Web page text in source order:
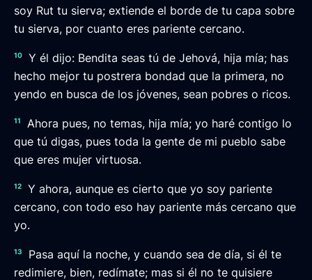
soy Rut tu sierva; extiende el borde de tu capa sobre
tu sierva, por cuanto eres pariente cercano.
10
Y él dijo: Bendita seas tú de Jehová, hija mía; has
hecho mejor tu postrera bondad que la primera, no
yendo en busca de los jóvenes, sean pobres o ricos.
11
Ahora pues, no temas, hija mía; yo haré contigo lo
que tú digas, pues toda la gente de mi pueblo sabe
que eres mujer virtuosa.
12
Y ahora, aunque es cierto que yo soy pariente
cercano, con todo eso hay pariente más cercano que
yo.
13
Pasa aquí la noche, y cuando sea de día, si él te
redimiere, bien, redímate; mas si él no te quisiere